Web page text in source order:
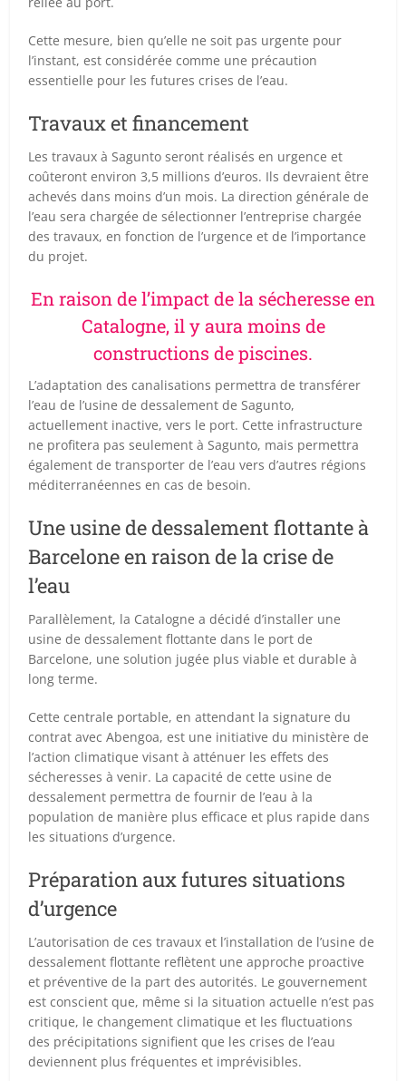
Cette mesure, bien qu’elle ne soit pas urgente pour
l’instant, est considérée comme une précaution
essentielle pour les futures crises de l’eau.
Travaux et financement
Les travaux à Sagunto seront réalisés en urgence et
coûteront environ 3,5 millions d’euros. Ils devraient être
achevés dans moins d’un mois. La direction générale de
l’eau sera chargée de sélectionner l’entreprise chargée
des travaux, en fonction de l’urgence et de l’importance
du projet.
En raison de l’impact de la sécheresse en
Catalogne, il y aura moins de
constructions de piscines.
L’adaptation des canalisations permettra de transférer
l’eau de l’usine de dessalement de Sagunto,
actuellement inactive, vers le port. Cette infrastructure
ne profitera pas seulement à Sagunto, mais permettra
également de transporter de l’eau vers d’autres régions
méditerranéennes en cas de besoin.
Une usine de dessalement flottante à
Barcelone en raison de la crise de
l’eau
Parallèlement, la Catalogne a décidé d’installer une
usine de dessalement flottante dans le port de
Barcelone, une solution jugée plus viable et durable à
long terme.
Cette centrale portable, en attendant la signature du
contrat avec Abengoa, est une initiative du ministère de
l’action climatique visant à atténuer les effets des
sécheresses à venir. La capacité de cette usine de
dessalement permettra de fournir de l’eau à la
population de manière plus efficace et plus rapide dans
les situations d’urgence.
Préparation aux futures situations
d’urgence
L’autorisation de ces travaux et l’installation de l’usine de
dessalement flottante reflètent une approche proactive
et préventive de la part des autorités. Le gouvernement
est conscient que, même si la situation actuelle n’est pas
critique, le changement climatique et les fluctuations
des précipitations signifient que les crises de l’eau
deviennent plus fréquentes et imprévisibles.